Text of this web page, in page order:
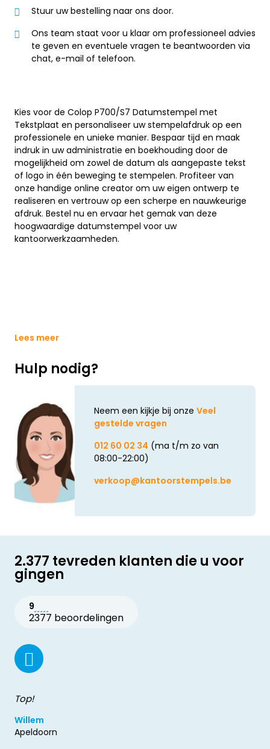
Stuur uw bestelling naar ons door.
Ons team staat voor u klaar om professioneel advies
te geven en eventuele vragen te beantwoorden via
chat, e-mail of telefoon.
Kies voor de Colop P700/S7 Datumstempel met
Tekstplaat en personaliseer uw stempelafdruk op een
professionele en unieke manier. Bespaar tijd en maak
indruk in uw administratie en boekhouding door de
mogelijkheid om zowel de datum als aangepaste tekst
of logo in één beweging te stempelen. Profiteer van
onze handige online creator om uw eigen ontwerp te
realiseren en vertrouw op een scherpe en nauwkeurige
afdruk. Bestel nu en ervaar het gemak van deze
hoogwaardige datumstempel voor uw
kantoorwerkzaamheden.
Lees meer
Hulp nodig?
Neem een kijkje bij onze Veel
gestelde vragen
012 60 02 34 (ma t/m zo van
08:00-22:00)
verkoop@kantoorstempels.be
2.377 tevreden klanten die u voor
gingen
9
2377 beoordelingen
Top!
Willem
Apeldoorn